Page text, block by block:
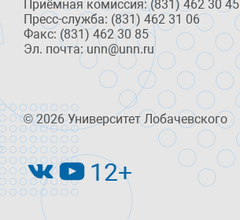
Приёмная комиссия: (831) 462 30 45
Пресс-служба: (831) 462 31 06
Факс: (831) 462 30 85
Эл. почта: unn@unn.ru
© 2026 Университет Лобачевского
12+